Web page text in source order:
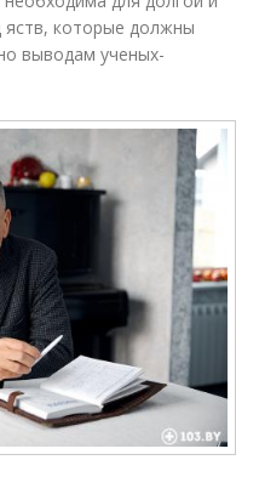
яств, которые должны
выводам ученых-